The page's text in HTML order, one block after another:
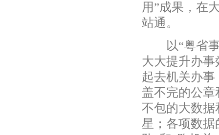
用”成果，在
站通。
以“粤省事”
大大提升办
起去机关办
盖不完的公
不包的大数据
星；各项数据